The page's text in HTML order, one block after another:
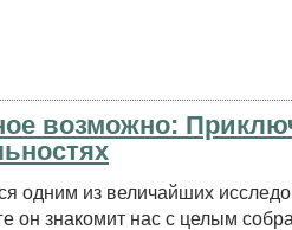
возможно:
одним из величайших
он знакомит нас с целым